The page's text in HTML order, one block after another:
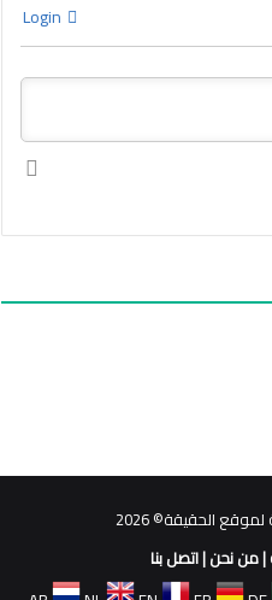
الحقيقة© 2026
|من نحن|اتصل بنا